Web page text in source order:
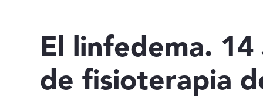
El linfedema. 14
de fisioterapia